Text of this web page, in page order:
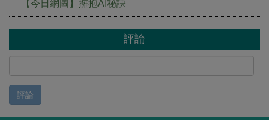
【今日網圖】擁抱AI秘訣
評論
評論